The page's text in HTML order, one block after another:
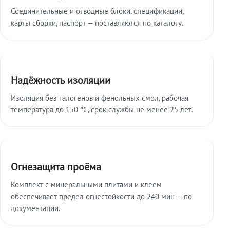
Соединительные и отводные блоки, спецификации,
карты сборки, паспорт — поставляются по каталогу.
Надёжность изоляции
Изоляция без галогенов и фенольных смол, рабочая
температура до 150 °C, срок службы не менее 25 лет.
Огнезащита проёма
Комплект с минеральными плитами и клеем
обеспечивает предел огнестойкости до 240 мин — по
документации.